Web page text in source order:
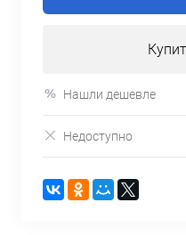
Нашли дешевле
Недоступно